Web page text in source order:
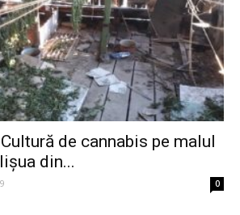
de cannabis pe malul
din...
0